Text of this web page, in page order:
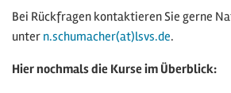
Bei Rückfragen kontaktieren Sie gerne
unter n.schumacher(at)lsvs.de.
Hier nochmals die Kurse im Überblick: